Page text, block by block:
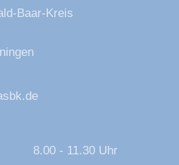
Baar-Kreis
8.00 - 11.30 Uhr